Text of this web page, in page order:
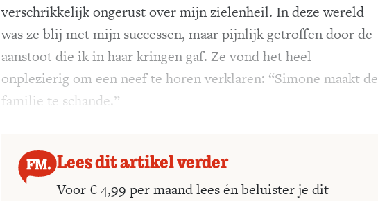
verschrikkelijk ongerust over mijn zielenheil. In deze wereld
was ze blij met mijn successen, maar pijnlijk getroffen door de
aanstoot die ik in haar kringen gaf. Ze vond het heel
onplezierig om een neef te horen verklaren: “Simone maakt de
familie te schande.”
Lees dit artikel verder
Voor € 4,99 per maand lees én beluister je dit